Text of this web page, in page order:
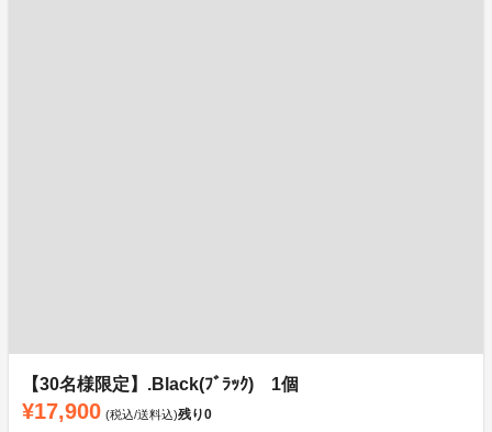
【30名様限定】.Black(ﾌﾞﾗｯｸ) 1個
¥17,900 (税込/送料込)残り0